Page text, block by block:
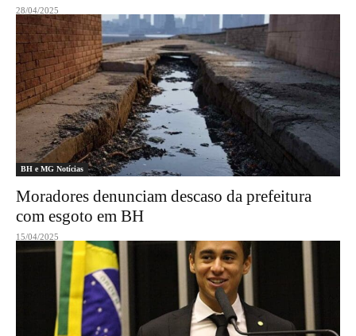
28/04/2025
BH e MG Notícias
Moradores denunciam descaso da prefeitura
com esgoto em BH
15/04/2025